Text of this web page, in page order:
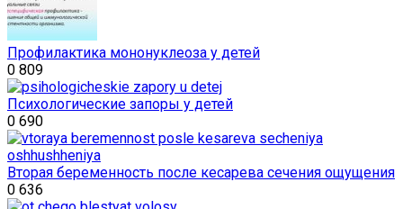
Профилактика мононуклеоза у детей
0 809
Психологические запоры у детей
0 690
Вторая беременность после кесарева сечения ощущения
0 636